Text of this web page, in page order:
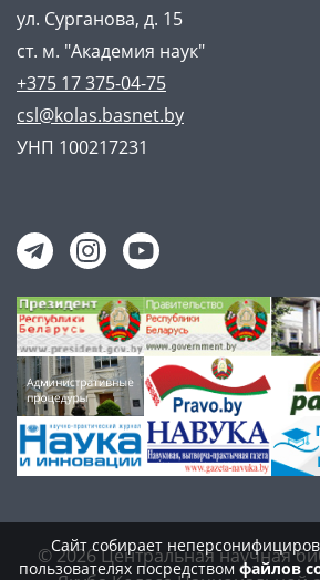
ул. Сурганова, д. 15
ст. м. "Академия наук"
+375 17 375-04-75
csl@kolas.basnet.by
УНП 100217231
© 2026 Центральная научная
Сайт собирает
пользователях посредствомфайлов